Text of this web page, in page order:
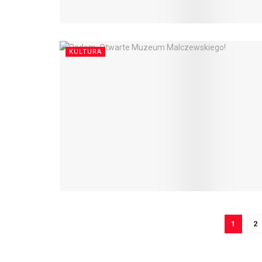
KULTURA
1 2